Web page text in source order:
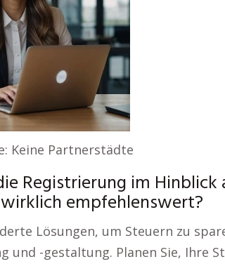
Keine Partnerstädte
Registrierung im
empfehlenswert?
Lösungen, um Steuern zu
und -gestaltung. Planen Sie, Ihre